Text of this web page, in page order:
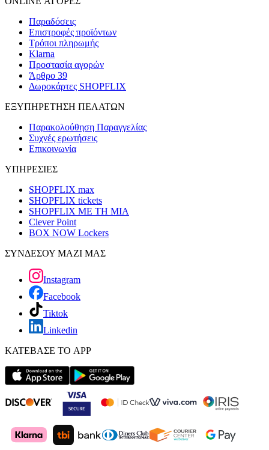
Παραδόσεις
Επιστροφές προϊόντων
Τρόποι πληρωμής
Klarna
Προστασία αγορών
Άρθρο 39
Δωροκάρτες SHOPFLIX
ΕΞΥΠΗΡΕΤΗΣΗ ΠΕΛΑΤΩΝ
Παρακολούθηση Παραγγελίας
Συχνές ερωτήσεις
Επικοινωνία
ΥΠΗΡΕΣΙΕΣ
SHOPFLIX max
SHOPFLIX tickets
SHOPFLIX ΜΕ ΤΗ ΜΙΑ
Clever Point
BOX NOW Lockers
ΣΥΝΔΕΣΟΥ ΜΑΖΙ ΜΑΣ
Instagram
Facebook
Tiktok
Linkedin
ΚΑΤΕΒΑΣΕ ΤΟ APP